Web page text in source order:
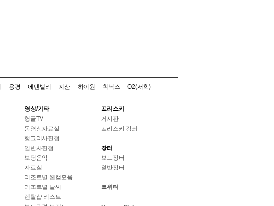
용평 에덴밸리 지산 하이원 휘닉스 O2(서학)
영상/기타
프리스키
헝글TV
게시판
동영상자료실
프리스키 강좌
헝그리사진첩
일반사진첩
장터
보딩음악
보드장터
자료실
일반장터
리조트별 웹캠모음
리조트별 날씨
트위터
렌탈샵 리스트